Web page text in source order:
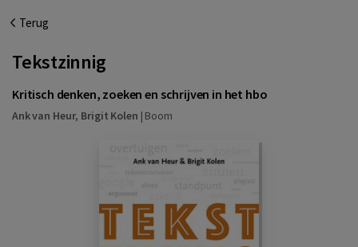
Terug
Tekstzinnig
Kritisch denken, zoeken en schrijven in het hbo
Ank van Heur, Brigit Kolen | Boom